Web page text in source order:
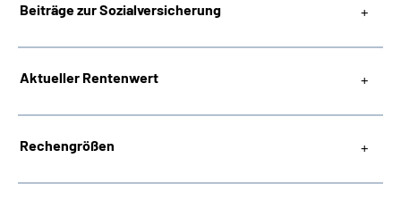
Online-Services
Inhalte in Gebärdensprache (DGS)
Beiträge zur Sozialversicherung
Aktueller Rentenwert
Rechengrößen